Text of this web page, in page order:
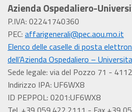
Azienda Ospedaliero-
P.IVA: 02241740360
PEC: affarigenerali@pec.aou.mo.it
Elenco delle caselle di posta
dell’Azienda Ospedaliero –
Sede legale: via del Pozzo 71 -
Indirizzo IPA: UF6WX8
ID PEPPOL: 0201:UF6WX8